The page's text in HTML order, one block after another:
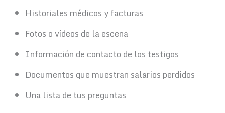
Historiales médicos y facturas
Fotos o vídeos de la escena
Información de contacto de los testigos
Documentos que muestran salarios perdidos
Una lista de tus preguntas